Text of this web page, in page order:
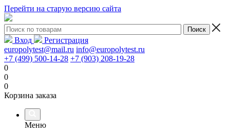
Перейти на старую версию сайта
Вход
Регистрация
europolytest@mail.ru info@europolytest.ru
+7 (499) 500-14-28 +7 (903) 208-19-28
0
0
0
Корзина заказа
Меню